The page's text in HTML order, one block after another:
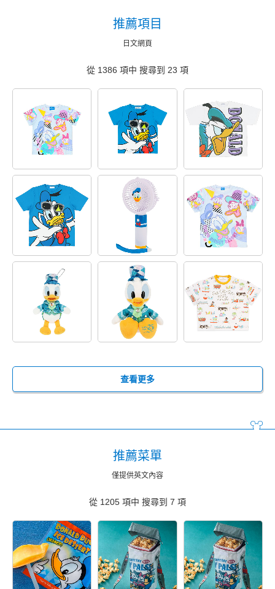
推薦項目
日文網頁
從 1386 項中 搜尋到 23 項
查看更多
推薦菜單
僅提供英文內容
從 1205 項中 搜尋到 7 項